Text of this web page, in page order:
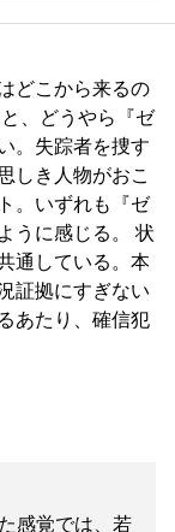
どこから来るの
、どうやら『ゼ
。失踪者を捜す
しき人物がおこ
。いずれも『ゼ
うに感じる。 状
通している。本
証拠にすぎない
あたり、確信犯
感覚では、若